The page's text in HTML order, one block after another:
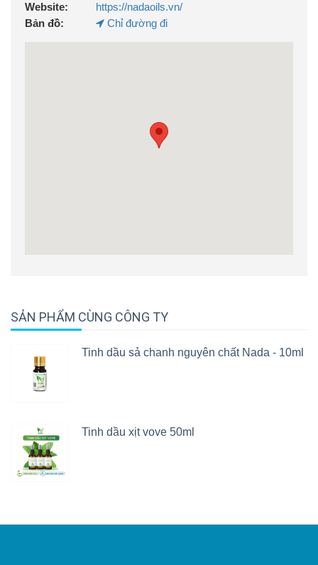
– Kiểm định chất lượng bởiQUATEST3.
Website:
https://nadaoils.vn/
Bản đồ:
Chỉ đường đi
SẢN PHẨM CÙNG CÔNG TY
Tinh dầu sả chanh nguyên chất Nada - 10ml
Tinh dầu xịt vove 50ml